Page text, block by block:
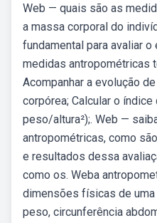
Web — quais são as
a massa corporal do
fundamental para avaliar
medidas antropométricas
Acompanhar a evolução
corpórea; Calcular o
peso/altura²);. Web —
antropométricas, como
e resultados dessa
como os. Weba
dimensões físicas de
peso, circunferência